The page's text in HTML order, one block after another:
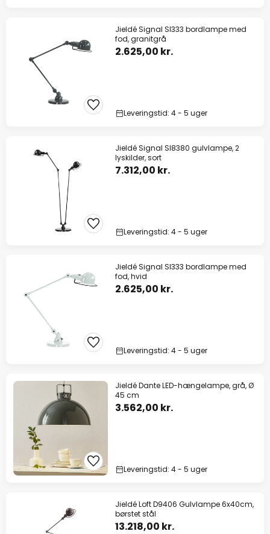
Jieldé Signal SI333 bordlampe med
fod, granitgrå
2.625,00 kr.
Leveringstid: 4 - 5 uger
Jieldé Signal SI8380 gulvlampe, 2
lyskilder, sort
7.312,00 kr.
Leveringstid: 4 - 5 uger
Jieldé Signal SI333 bordlampe med
fod, hvid
2.625,00 kr.
Leveringstid: 4 - 5 uger
Jieldé Dante LED-hængelampe, grå, Ø
45 cm
3.562,00 kr.
Leveringstid: 4 - 5 uger
Jieldé Loft D9406 Gulvlampe 6x40cm,
børstet stål
13.218,00 kr.